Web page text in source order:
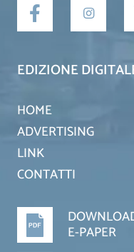
EDIZIONE
HOME
ADVERTISING
LINK
CONTATTI
E-PAPER